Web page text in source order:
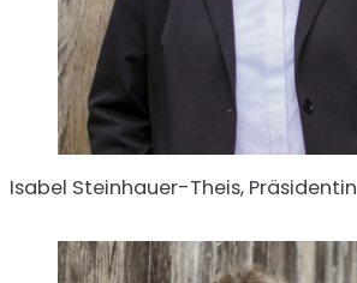
Isabel Steinhauer-Theis, Präsidentin